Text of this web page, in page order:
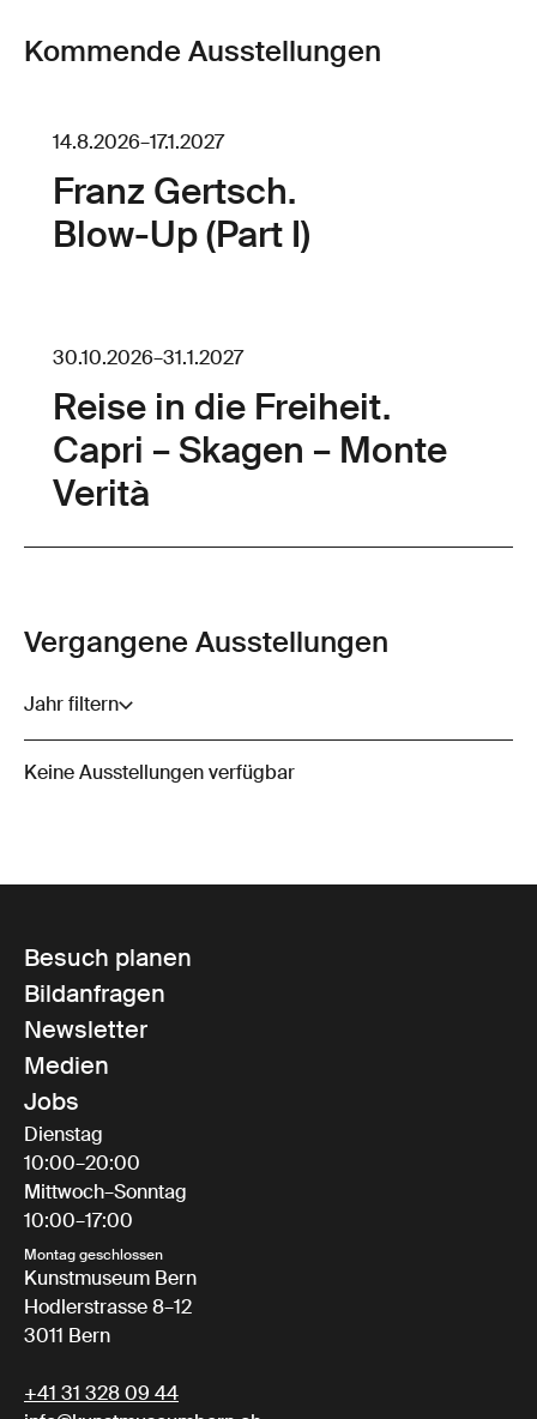
Kommende Ausstellungen
14.8.2026–17.1.2027
Franz Gertsch.
Blow-Up (Part I)
30.10.2026–31.1.2027
Reise in die Freiheit.
Capri – Skagen – Monte
Verità
Vergangene Ausstellungen
Jahr filtern
Keine Ausstellungen verfügbar
Besuch planen
Bildanfragen
Newsletter
Medien
Jobs
Dienstag
10:00–20:00
Mittwoch–Sonntag
10:00–17:00
Montag geschlossen
Kunstmuseum Bern
Hodlerstrasse 8–12
3011 Bern
+41 31 328 09 44